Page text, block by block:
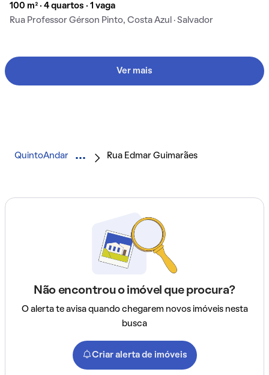
100 m² · 4 quartos · 1 vaga
Rua Professor Gérson Pinto, Costa Azul · Salvador
Ver mais
QuintoAndar Rua Edmar Guimarães
Não encontrou o imóvel que procura?
O alerta te avisa quando chegarem novos imóveis nesta
busca
Criar alerta de imóveis